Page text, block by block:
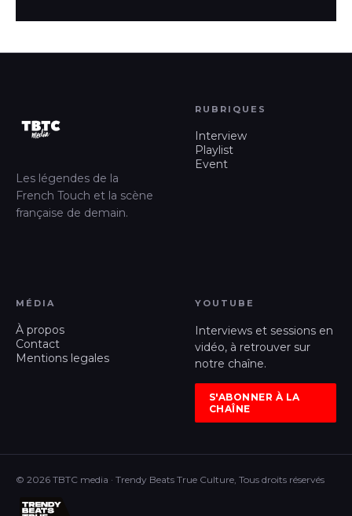
Les légendes de la
French Touch et la scène
française de demain.
RUBRIQUES
Interview
Playlist
Event
MÉDIA
À propos
Contact
Mentions legales
YOUTUBE
Interviews et sessions en
vidéo, à retrouver sur
notre chaîne.
S'ABONNER À LA
CHAÎNE
© 2026 TBTC media · Trendy Beats True Culture, Tous droits réservés